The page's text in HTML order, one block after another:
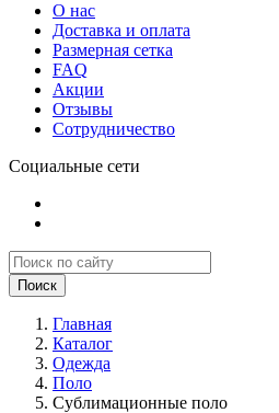
О нас
Доставка и оплата
Размерная сетка
FAQ
Акции
Отзывы
Сотрудничество
Социальные сети
Поиск
Главная
Каталог
Одежда
Поло
Сублимационные поло